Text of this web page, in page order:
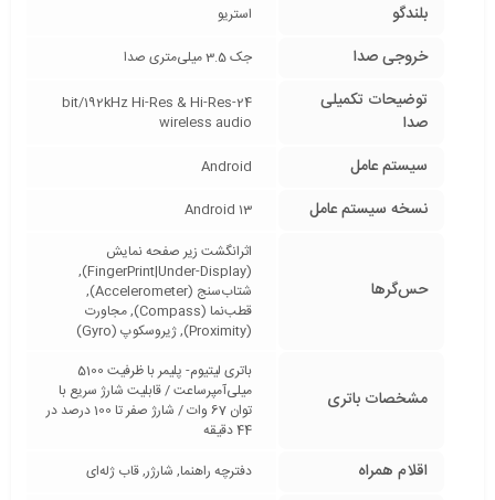
بلندگو
استریو
خروجی صدا جک 3.5 میلی‌متری صدا
توضیحات تکمیلی
صدا
24-bit/192kHz Hi-Res & Hi-Res
wireless audio
سیستم عامل Android
نسخه سیستم عامل Android 13
حس‌گرها
اثرانگشت زیر صفحه نمایش
(FingerPrint|Under-Display),
شتاب‌سنج (Accelerometer),
قطب‌نما (Compass), مجاورت
(Proximity), ژیروسکوپ (Gyro)
مشخصات باتری
باتری لیتیوم‌- پلیمر با ظرفیت 5100
میلی‌آمپرساعت / قابلیت شارژ سریع با
توان 67 وات / شارژ صفر تا 100 درصد در
44 دقیقه
اقلام همراه دفترچه‌ راهنما, شارژر, قاب ژله‌ای